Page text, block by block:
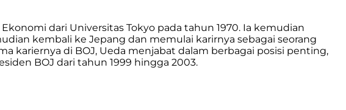
dari Universitas Tokyo pada tahun 1970. Ia kemudian
kembali ke Jepang dan memulai karirnya sebagai seorang
kariernya di BOJ, Ueda menjabat dalam berbagai posisi penting,
BOJ dari tahun 1999 hingga 2003.